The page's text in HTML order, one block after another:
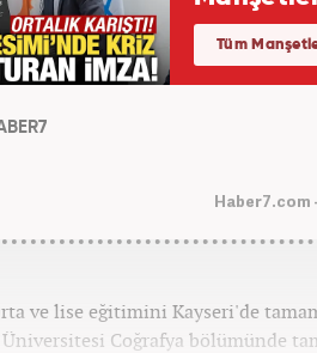
Haber7.com
ve lise eğitimini Kayseri'de
Üniversitesi Coğrafya bölümünde